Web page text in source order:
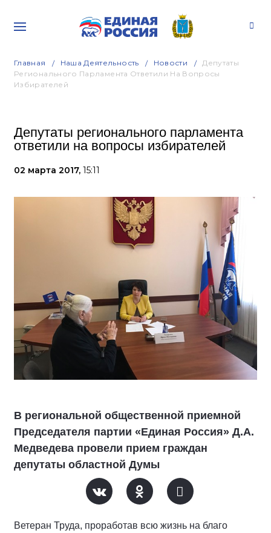
Главная Наша Деятельность Новости
Депутаты
Регионального Парламента Ответили На Вопросы
Избирателей
Депутаты регионального парламента
ответили на вопросы избирателей
02 марта 2017, 15:11
В региональной общественной приемной
Председателя партии «Единая Россия» Д.А.
Медведева провели прием граждан
депутаты областной Думы
Ветеран Труда, проработав всю жизнь на благо